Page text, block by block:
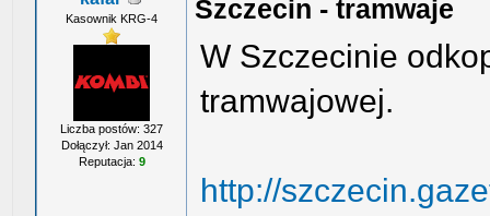
Kasownik KRG-4
Liczba postów: 327
Dołączył: Jan 2014
Reputacja: 9
Szczecin - tramwaje
W Szczecinie
tramwajowej.
http://